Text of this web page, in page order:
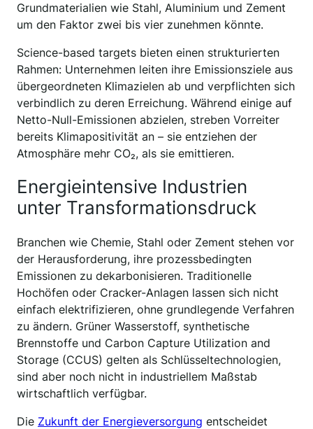
Grundmaterialien wie Stahl, Aluminium und Zement
um den Faktor zwei bis vier zunehmen könnte.
Science-based targets bieten einen strukturierten
Rahmen: Unternehmen leiten ihre Emissionsziele aus
übergeordneten Klimazielen ab und verpflichten sich
verbindlich zu deren Erreichung. Während einige auf
Netto-Null-Emissionen abzielen, streben Vorreiter
bereits Klimapositivität an – sie entziehen der
Atmosphäre mehr CO₂, als sie emittieren.
Energieintensive Industrien
unter Transformationsdruck
Branchen wie Chemie, Stahl oder Zement stehen vor
der Herausforderung, ihre prozessbedingten
Emissionen zu dekarbonisieren. Traditionelle
Hochöfen oder Cracker-Anlagen lassen sich nicht
einfach elektrifizieren, ohne grundlegende Verfahren
zu ändern. Grüner Wasserstoff, synthetische
Brennstoffe und Carbon Capture Utilization and
Storage (CCUS) gelten als Schlüsseltechnologien,
sind aber noch nicht in industriellem Maßstab
wirtschaftlich verfügbar.
Die Zukunft der Energieversorgung entscheidet